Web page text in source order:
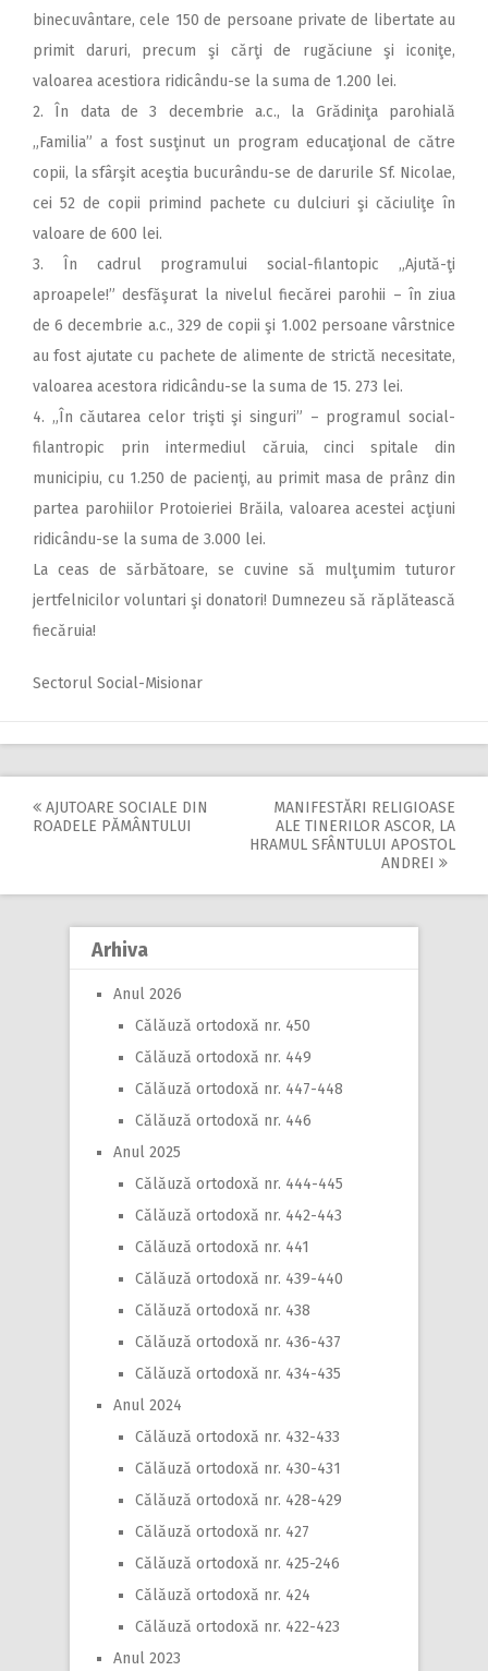
binecuvântare, cele 150 de persoane private de libertate au
primit daruri, precum şi cărţi de rugăciune şi iconiţe,
valoarea acestiora ridicându-se la suma de 1.200 lei.
2. În data de 3 decembrie a.c., la Grădiniţa parohială
„Familia” a fost susţinut un program educaţional de către
copii, la sfârşit aceştia bucurându-se de darurile Sf. Nicolae,
cei 52 de copii primind pachete cu dulciuri şi căciuliţe în
valoare de 600 lei.
3. În cadrul programului social-filantopic „Ajută-ţi
aproapele!” desfăşurat la nivelul fiecărei parohii – în ziua
de 6 decembrie a.c., 329 de copii şi 1.002 persoane vârstnice
au fost ajutate cu pachete de alimente de strictă necesitate,
valoarea acestora ridicându-se la suma de 15. 273 lei.
4. „În căutarea celor trişti şi singuri” – programul social-
filantropic prin intermediul căruia, cinci spitale din
municipiu, cu 1.250 de pacienţi, au primit masa de prânz din
partea parohiilor Protoieriei Brăila, valoarea acestei acţiuni
ridicându-se la suma de 3.000 lei.
La ceas de sărbătoare, se cuvine să mulţumim tuturor
jertfelnicilor voluntari şi donatori! Dumnezeu să răplătească
fiecăruia!
Sectorul Social-Misionar
Post
AJUTOARE SOCIALE DIN
ROADELE PĂMÂNTULUI
MANIFESTĂRI RELIGIOASE
ALE TINERILOR ASCOR, LA
HRAMUL SFÂNTULUI APOSTOL
ANDREI
Arhiva
Anul 2026
Călăuză ortodoxă nr. 450
Călăuză ortodoxă nr. 449
Călăuză ortodoxă nr. 447-448
Călăuză ortodoxă nr. 446
Anul 2025
Călăuză ortodoxă nr. 444-445
Călăuză ortodoxă nr. 442-443
Călăuză ortodoxă nr. 441
Călăuză ortodoxă nr. 439-440
Călăuză ortodoxă nr. 438
Călăuză ortodoxă nr. 436-437
Călăuză ortodoxă nr. 434-435
Anul 2024
Călăuză ortodoxă nr. 432-433
Călăuză ortodoxă nr. 430-431
Călăuză ortodoxă nr. 428-429
Călăuză ortodoxă nr. 427
Călăuză ortodoxă nr. 425-246
Călăuză ortodoxă nr. 424
Călăuză ortodoxă nr. 422-423
Anul 2023